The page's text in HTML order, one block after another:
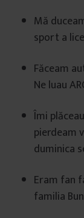
Mă
sport a
Făceam
Ne luau
Îmi
pierdeam
duminica
Eram fan
familia